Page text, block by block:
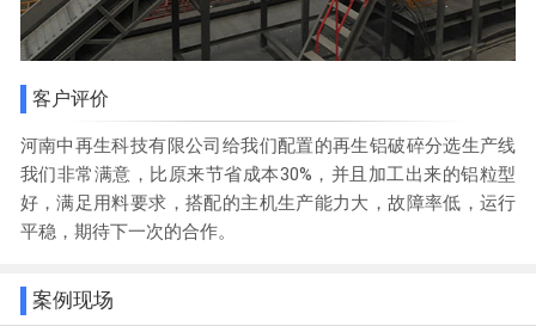
客户评价
河南中再生科技有限公司给我们配置的再生铝破碎分选生产线
我们非常满意，比原来节省成本30%，并且加工出来的铝粒型
好，满足用料要求，搭配的主机生产能力大，故障率低，运行
平稳，期待下一次的合作。
案例现场